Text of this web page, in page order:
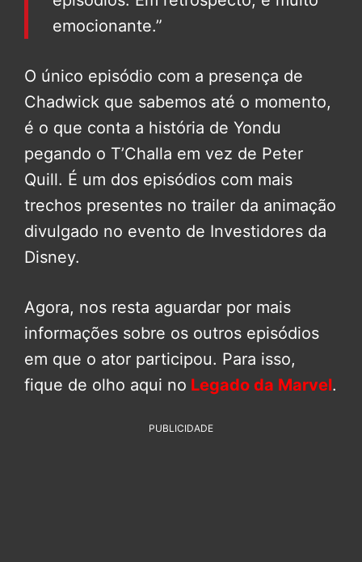
emocionante.”
O único episódio com a presença de
Chadwick que sabemos até o momento,
é o que conta a história de Yondu
pegando o T’Challa em vez de Peter
Quill. É um dos episódios com mais
trechos presentes no trailer da animação
divulgado no evento de Investidores da
Disney.
Agora, nos resta aguardar por mais
informações sobre os outros episódios
em que o ator participou. Para isso,
fique de olho aqui no Legado da Marvel.
PUBLICIDADE